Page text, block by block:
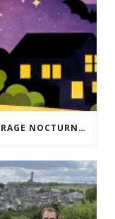
ACCEPTABILITÉ SOCIALE DE L’ÉCLAIRAGE NOCTURNE : LE REPLAY EST DISPONIBLE